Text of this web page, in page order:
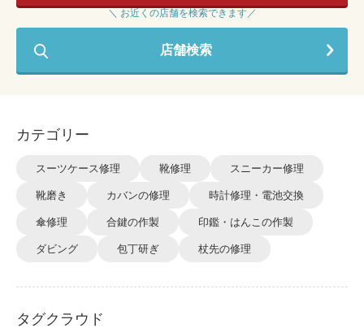
＼ お近くの店舗を検索できます／
店舗検索
カテゴリー
スーツケース修理 靴修理 スニーカー修理
靴磨き カバンの修理 時計修理・電池交換
傘修理 合鍵の作製 印鑑・はんこの作製
ダビング 包丁研ぎ 杖先の修理
タグクラウド